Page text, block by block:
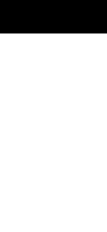
zawartości